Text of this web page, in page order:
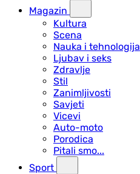
Magazin
Kultura
Scena
Nauka i tehnologija
Ljubav i seks
Zdravlje
Stil
Zanimljivosti
Savjeti
Vicevi
Auto-moto
Porodica
Pitali smo...
Sport